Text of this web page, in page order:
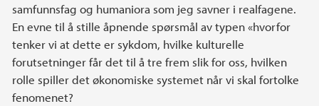
samfunnsfag og humaniora som jeg savner i realfagene.
En evne til å stille åpnende spørsmål av typen «hvorfor
tenker vi at dette er sykdom, hvilke kulturelle
forutsetninger får det til å tre frem slik for oss, hvilken
rolle spiller det økonomiske systemet når vi skal fortolke
fenomenet?